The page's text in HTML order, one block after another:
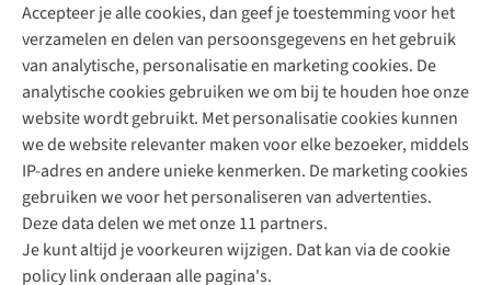
Accepteer je alle cookies, dan geef je toestemming voor het
verzamelen en delen van persoonsgegevens en het gebruik
van analytische, personalisatie en marketing cookies. De
analytische cookies gebruiken we om bij te houden hoe onze
website wordt gebruikt. Met personalisatie cookies kunnen
we de website relevanter maken voor elke bezoeker, middels
IP-adres en andere unieke kenmerken. De marketing cookies
gebruiken we voor het personaliseren van advertenties.
Deze data delen we met onze 11 partners.
Je kunt altijd je voorkeuren wijzigen. Dat kan via de cookie
policy link onderaan alle pagina's.
+31 (0)85 888 50 88
+31 6 12 28 49 80
Contactformulier